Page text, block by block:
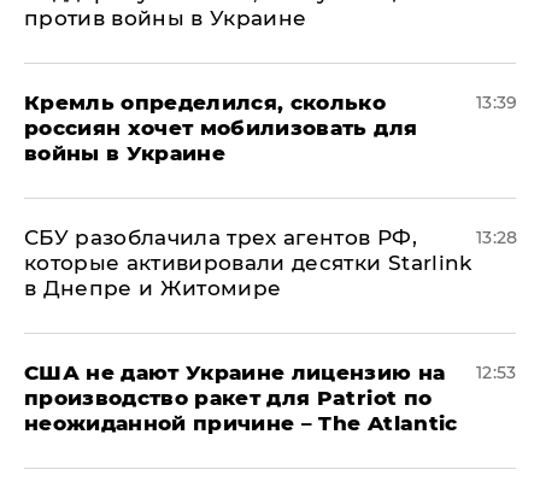
против войны в Украине
Кремль определился, сколько
россиян хочет мобилизовать для
войны в Украине
13:39
СБУ разоблачила трех агентов РФ,
которые активировали десятки Starlink
в Днепре и Житомире
13:28
США не дают Украине лицензию на
производство ракет для Patriot по
неожиданной причине – The Atlantic
12:53